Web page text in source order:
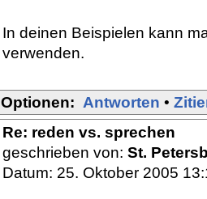
In deinen Beispielen kann
verwenden.
Optionen: Antworten •
Re: reden vs. sprechen
geschrieben von: St.
Datum: 25. Oktober 2005